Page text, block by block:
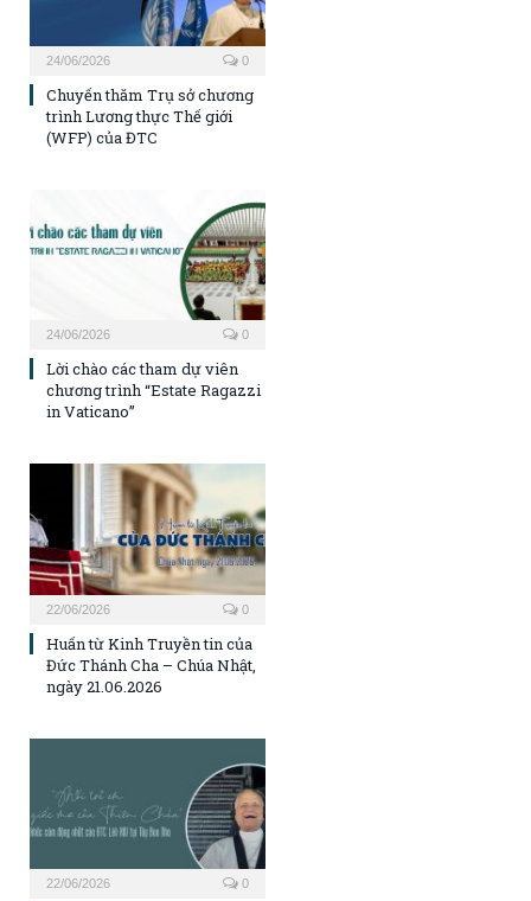
24/06/2026 0
Chuyến thăm Trụ sở chương
trình Lương thực Thế giới
(WFP) của ĐTC
24/06/2026 0
Lời chào các tham dự viên
chương trình “Estate Ragazzi
in Vaticano”
22/06/2026 0
Huấn từ Kinh Truyền tin của
Đức Thánh Cha – Chúa Nhật,
ngày 21.06.2026
22/06/2026 0